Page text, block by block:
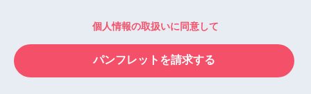
個人情報の取扱いに同意して